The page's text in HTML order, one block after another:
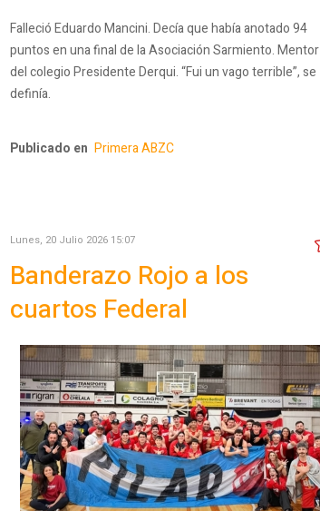
Falleció Eduardo Mancini. Decía que había anotado 94
puntos en una final de la Asociación Sarmiento. Mentor
del colegio Presidente Derqui. “Fui un vago terrible”, se
definía.
Publicado en Primera ABZC
Lunes, 20 Julio 2026 15:07
Banderazo Rojo a los
cuartos Federal